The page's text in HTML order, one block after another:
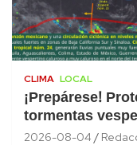
CLIMA LOCAL
¡Prepárese!
tormentas
2026-08-04